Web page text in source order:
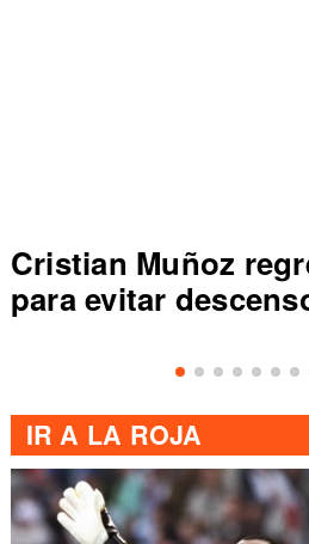
Muñoz
evitar descenso
IR A LA ROJA